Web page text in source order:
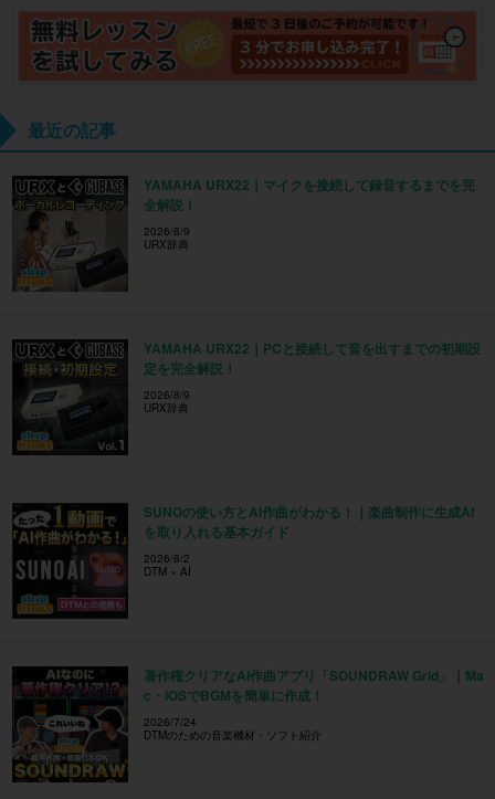
最近の記事
YAMAHA URX22｜マイクを接続して録音するまでを完
全解説！
2026/8/9
URX辞典
YAMAHA URX22｜PCと接続して音を出すまでの初期設
定を完全解説！
2026/8/9
URX辞典
SUNOの使い方とAI作曲がわかる！｜楽曲制作に生成AI
を取り入れる基本ガイド
2026/8/2
DTM × AI
著作権クリアなAI作曲アプリ「SOUNDRAW Grid」｜Ma
c・iOSでBGMを簡単に作成！
2026/7/24
DTMのための音楽機材・ソフト紹介